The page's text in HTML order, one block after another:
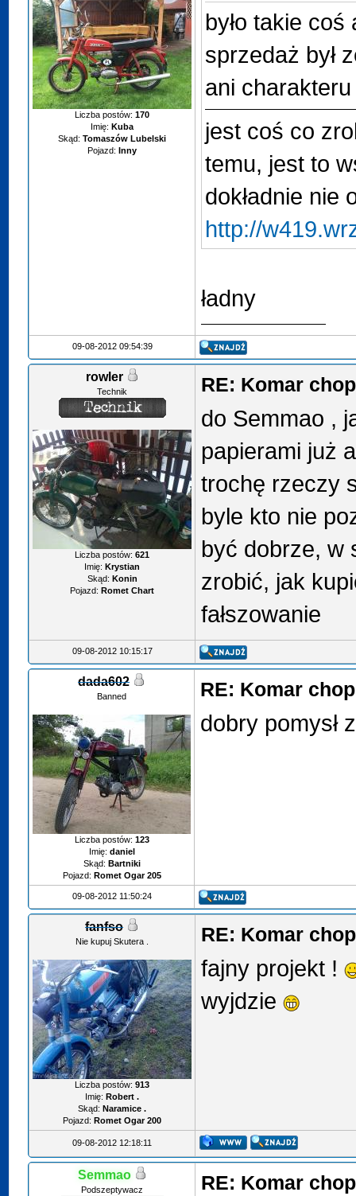
Liczba postów:170
Imię: Kuba
Skąd: Tomaszów Lubelski
Pojazd: Inny
było takie
sprzedaż był
ani
jest coś co
temu, jest to
dokładnie nie
http://
ładny
09-08-2012 09:54:39
rowler
Technik
Liczba postów:621
Imię: Krystian
Skąd: Konin
Pojazd: Romet Chart
RE: Komar
do Semmao ,
papierami już
trochę rzeczy
byle kto nie
być dobrze, w
zrobić, jak
fałszowanie
09-08-2012 10:15:17
dada602
Banned
Liczba postów: 123
Imię: daniel
Skąd: Bartniki
Pojazd: Romet Ogar 205
RE: Komar
dobry pomysł
09-08-2012 11:50:24
fanfso
Nie kupuj Skutera .
Liczba postów:913
Imię: Robert .
Skąd: Naramice .
Pojazd: Romet Ogar 200
RE: Komar
fajny projekt !
wyjdzie
09-08-2012 12:18:11
Semmao
Podszeptywacz RE: Komar